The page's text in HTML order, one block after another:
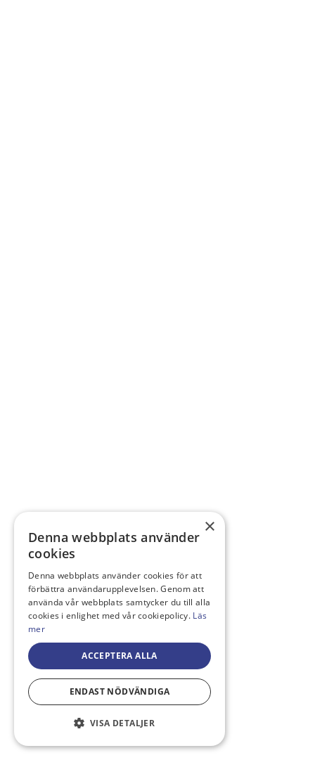
×
Denna webbplats använder
cookies
Denna webbplats använder cookies för att
förbättra användarupplevelsen. Genom att
använda vår webbplats samtycker du till alla
cookies i enlighet med vår cookiepolicy. Läs
mer
ACCEPTERA ALLA
ENDAST NÖDVÄNDIGA
VISA DETALJER